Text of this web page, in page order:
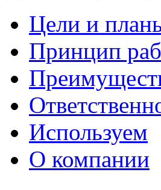
Цели и
Принцип
Используем
О компании